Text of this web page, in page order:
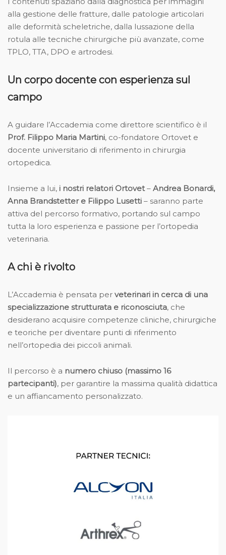
alla gestione delle fratture, dalle patologie articolari
alle deformità scheletriche, dalla lussazione della
rotula alle tecniche chirurgiche più avanzate, come
TPLO, TTA, DPO e artrodesi.
Un corpo docente con esperienza sul
campo
A guidare l’Accademia come direttore scientifico è il
Prof. Filippo Maria Martini, co-fondatore Ortovet e
docente universitario di riferimento in chirurgia
ortopedica.
Insieme a lui, i nostri relatori Ortovet– Andrea Bonardi,
Anna Brandstetter e Filippo Lusetti – saranno parte
attiva del percorso formativo, portando sul campo
tutta la loro esperienza e passione per l’ortopedia
veterinaria.
A chi è rivolto
L’Accademia è pensata per veterinari in cerca di una
specializzazione strutturata e riconosciuta, che
desiderano acquisire competenze cliniche, chirurgiche
e teoriche per diventare punti di riferimento
nell’ortopedia dei piccoli animali.
Il percorso è a numero chiuso (massimo 16
partecipanti), per garantire la massima qualità didattica
e un affiancamento personalizzato.